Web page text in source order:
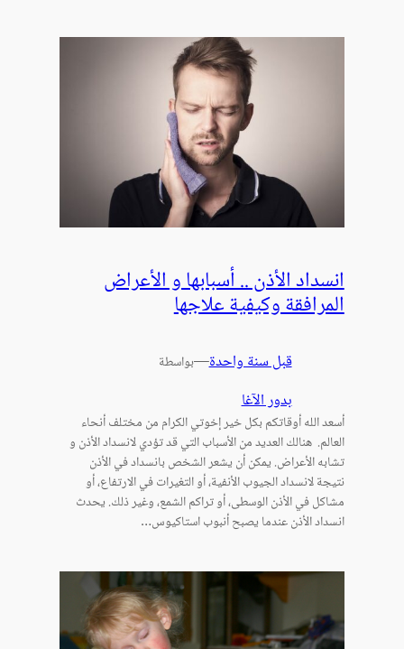
انسداد الأذن .. أسبابها و الأعراض
المرافقة وكيفية علاجها
قبل سنة واحدة—بواسطة
بدور الآغا
أسعد الله أوقاتكم بكل خير إخوتي الكرام من مختلف أنحاء
العالم. هنالك العديد من الأسباب التي قد تؤدي لانسداد الأذن و
تشابه الأعراض. يمكن أن يشعر الشخص بانسداد في الأذن
نتيجة لانسداد الجيوب الأنفية، أو التغيرات في الارتفاع، أو
مشاكل في الأذن الوسطى، أو تراكم الشمع، وغير ذلك. يحدث
انسداد الأذن عندما يصبح أنبوب استاكيوس…